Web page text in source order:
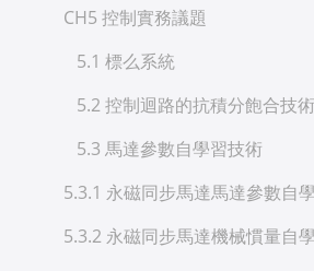
CH5 控制實務議題
5.1 標么系統
5.2 控制迴路的抗積分飽合技術
5.3 馬達參數自學習技術
5.3.1 永磁同步馬達馬達參數自
5.3.2 永磁同步馬達機械慣量自